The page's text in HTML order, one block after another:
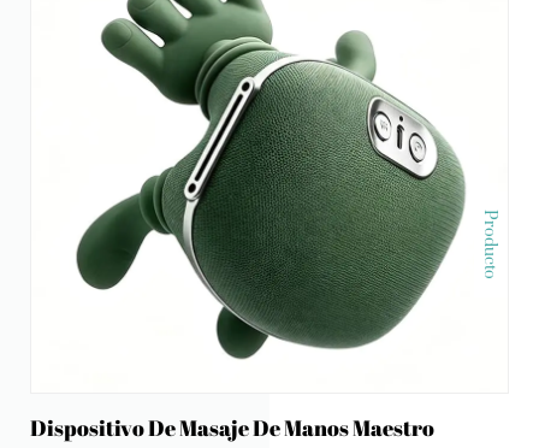
Producto
Dispositivo De Masaje De Manos Maestro